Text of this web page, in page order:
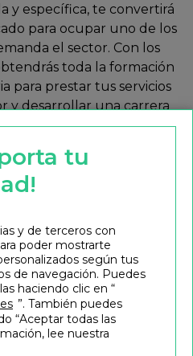
y específica, te convertirá
para ocupar uno de los
el sector. Con los
toda la formación
para prestar tus servicios
y desarrollar una carrera
una gran variedad de
para comenzar una
con todas las garantías.
una gran demanda de
marcar la diferencia con
máxima calidad.
tu
y de terceros con
poder mostrarte
según tus
de navegación. Puedes
haciendo clic en “
”. También puedes
“Aceptar todas las
lee nuestra